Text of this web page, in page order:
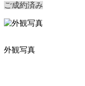
ご成約済み
外観写真